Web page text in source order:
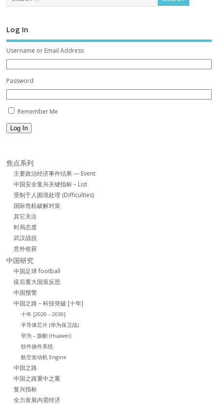
Log In
Username or Email Address
Password
Remember Me
Log In
焦点系列
主要政治经济事件结果 — Event
中国安全复兴关键指标 – List
受制于人困境处理 (Difficulties)
国际危机破解对策
其它关注
时局态度
武汉战役
意外收获
中国研究
中国足球 football
疫后重大国策反思
中国预警
中国之路 – 科技突破 [十年]
十年 [2020 – 2030]
半导体芯片 (华为保卫战)
华为 – 旗帜 (Huawei)
软件操作系统
航空发动机 Engine
中国之路
中国之路重中之重
复兴指标
全力发展内需经济